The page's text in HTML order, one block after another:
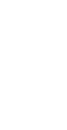
excluida
uso
algunas
costos
el